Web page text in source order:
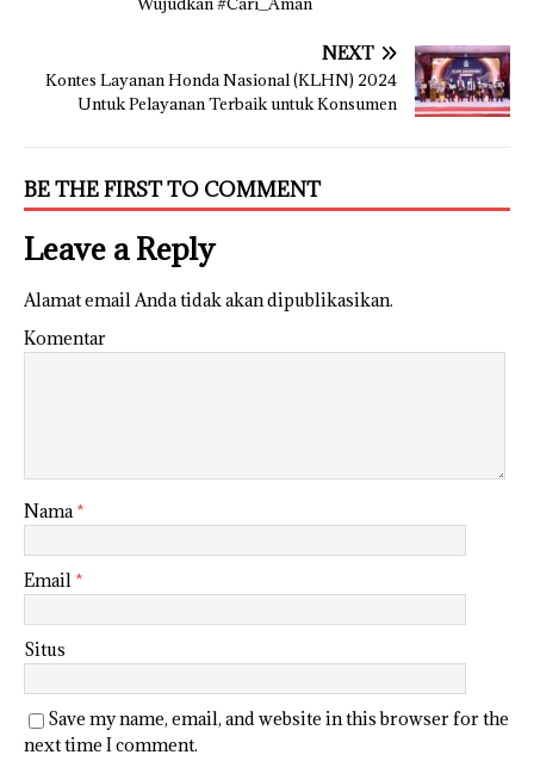
NEXT
Kontes Layanan Honda Nasional (KLHN) 2024
Untuk Pelayanan Terbaik untuk Konsumen
BE THE FIRST TO COMMENT
Leave a Reply
Alamat email Anda tidak akan dipublikasikan.
Komentar
Nama*
Email *
Situs
Save my name, email, and website in this browser for the
next time I comment.